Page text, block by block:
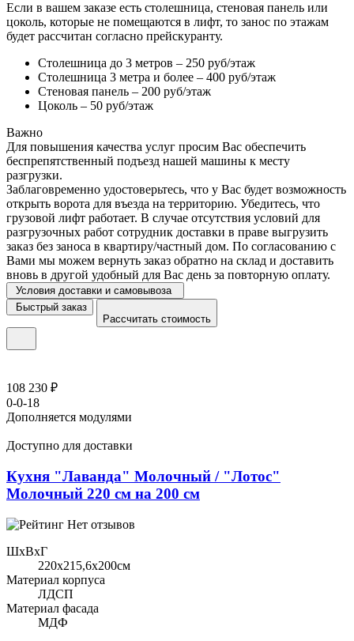
Если в вашем заказе есть столешница, стеновая панель или
цоколь, которые не помещаются в лифт, то занос по этажам
будет рассчитан согласно прейскуранту.
Столешница до 3 метров – 250 руб/этаж
Столешница 3 метра и более – 400 руб/этаж
Стеновая панель – 200 руб/этаж
Цоколь – 50 руб/этаж
Важно
Для повышения качества услуг просим Вас обеспечить
беспрепятственный подъезд нашей машины к месту
разгрузки.
Заблаговременно удостоверьтесь, что у Вас будет возможность
открыть ворота для въезда на территорию. Убедитесь, что
грузовой лифт работает. В случае отсутствия условий для
разгрузочных работ сотрудник доставки в праве выгрузить
заказ без заноса в квартиру/частный дом. По согласованию с
Вами мы можем вернуть заказ обратно на склад и доставить
вновь в другой удобный для Вас день за повторную оплату.
Условия доставки и самовывоза
Быстрый заказ
Рассчитать стоимость
108 230 ₽
0-0-18
Дополняется модулями
Доступно для доставки
Кухня "Лаванда" Молочный / "Лотос"
Молочный 220 см на 200 см
Нет отзывов
ШхВхГ
220x215,6х200см
Материал корпуса
ЛДСП
Материал фасада
МДФ